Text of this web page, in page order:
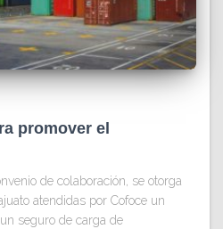
promover el
de colaboración, se otorga
atendidas por Cofoce un
seguro de carga de